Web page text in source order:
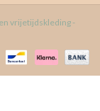
vrijetijdskleding -